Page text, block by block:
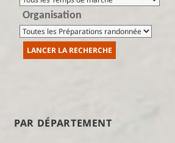
Organisation
PAR DÉPARTEMENT